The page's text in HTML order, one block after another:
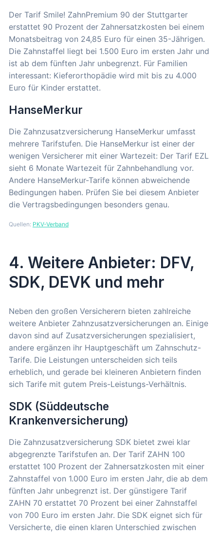
Der Tarif Smile! ZahnPremium 90 der Stuttgarter
erstattet 90 Prozent der Zahnersatzkosten bei einem
Monatsbeitrag von 24,85 Euro für einen 35-Jährigen.
Die Zahnstaffel liegt bei 1.500 Euro im ersten Jahr und
ist ab dem fünften Jahr unbegrenzt. Für Familien
interessant: Kieferorthopädie wird mit bis zu 4.000
Euro für Kinder erstattet.
HanseMerkur
Die Zahnzusatzversicherung HanseMerkur umfasst
mehrere Tarifstufen. Die HanseMerkur ist einer der
wenigen Versicherer mit einer Wartezeit: Der Tarif EZL
sieht 6 Monate Wartezeit für Zahnbehandlung vor.
Andere HanseMerkur-Tarife können abweichende
Bedingungen haben. Prüfen Sie bei diesem Anbieter
die Vertragsbedingungen besonders genau.
Quellen: PKV-Verband
4. Weitere Anbieter: DFV,
SDK, DEVK und mehr
Neben den großen Versicherern bieten zahlreiche
weitere Anbieter Zahnzusatzversicherungen an. Einige
davon sind auf Zusatzversicherungen spezialisiert,
andere ergänzen ihr Hauptgeschäft um Zahnschutz-
Tarife. Die Leistungen unterscheiden sich teils
erheblich, und gerade bei kleineren Anbietern finden
sich Tarife mit gutem Preis-Leistungs-Verhältnis.
SDK (Süddeutsche
Krankenversicherung)
Die Zahnzusatzversicherung SDK bietet zwei klar
abgegrenzte Tarifstufen an. Der Tarif ZAHN 100
erstattet 100 Prozent der Zahnersatzkosten mit einer
Zahnstaffel von 1.000 Euro im ersten Jahr, die ab dem
fünften Jahr unbegrenzt ist. Der günstigere Tarif
ZAHN 70 erstattet 70 Prozent bei einer Zahnstaffel
von 700 Euro im ersten Jahr. Die SDK eignet sich für
Versicherte, die einen klaren Unterschied zwischen